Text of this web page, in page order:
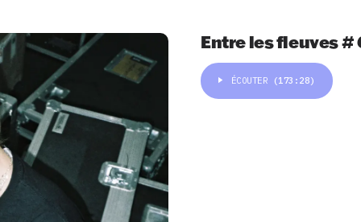
Entre les fleuves #
ÉCOUTER (173:28)